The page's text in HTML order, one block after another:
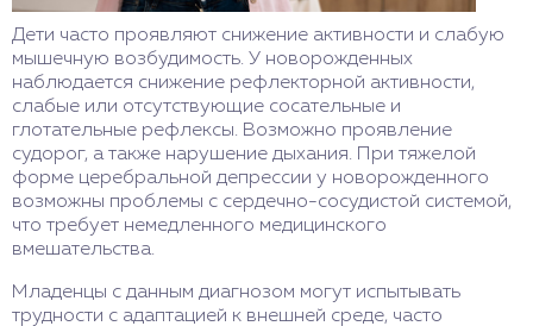
Дети часто проявляют снижение активности и слабую
мышечную возбудимость. У новорожденных
наблюдается снижение рефлекторной активности,
слабые или отсутствующие сосательные и
глотательные рефлексы. Возможно проявление
судорог, а также нарушение дыхания. При тяжелой
форме церебральной депрессии у новорожденного
возможны проблемы с сердечно-сосудистой системой,
что требует немедленного медицинского
вмешательства.
Младенцы с данным диагнозом могут испытывать
трудности с адаптацией к внешней среде, часто